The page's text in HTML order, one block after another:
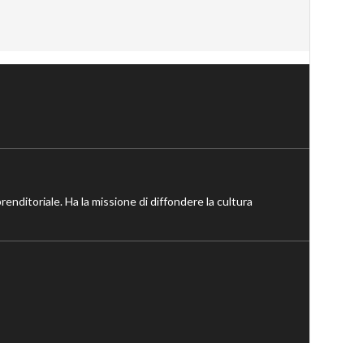
Ha la missione di diffondere la cultura